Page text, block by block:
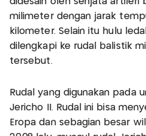
milimeter dengan jarak
kilometer. Selain itu hulu
dilengkapi ke rudal balistik
tersebut.
Rudal yang digunakan pada
Jericho II. Rudal ini bisa
Eropa dan sebagian besar